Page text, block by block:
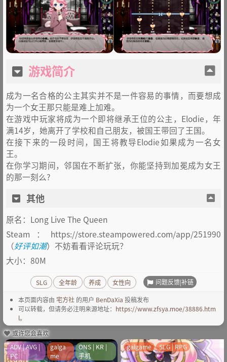
游戏简介
成为一名合格的公主其实并不是一件容易的事情，而要想成
为一个女王那只能是难上加难。
在游戏中玩家将成为一个即将继承王位的公主，Elodie，年
满14岁，她离开了学校和自己朋友，被国王带回了王国。
在接下来的一段时间，国王将教导Elodie如果成为一名女
王。
在你学习期间，邻国在不断扩张，你能坚持到加冕成为女王
的那一刻么?
其他
原名：Long Live The Queen
Steam：https://store.steampowered.com/app/251990
（好评如潮）不妨看看评论玩玩？
大小：80M
SLG 全年龄 养成 女性向 问题反馈|补链
本页面内容由 宅方社 的用户 BenDaXia 投稿发布
可以转载，但请务必注明来源地址： https://www.zfsya.moe/38886.htm
l。
或许您会喜欢
ADV | AVG |
PC
galga
me
ONS | KR |
手机
galgame SLG | RPG